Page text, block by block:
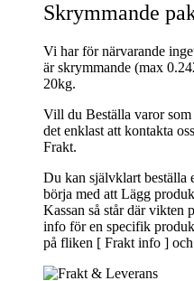
Skrymmande
Vi har för närvarande
är skrymmande (max
20kg.
Vill du Beställa varor
det enklast att kontakta
Frakt.
Du kan självklart beställa
börja med att Lägg
Kassan så står där vikten
info för en specifik
på fliken [ Frakt info ]